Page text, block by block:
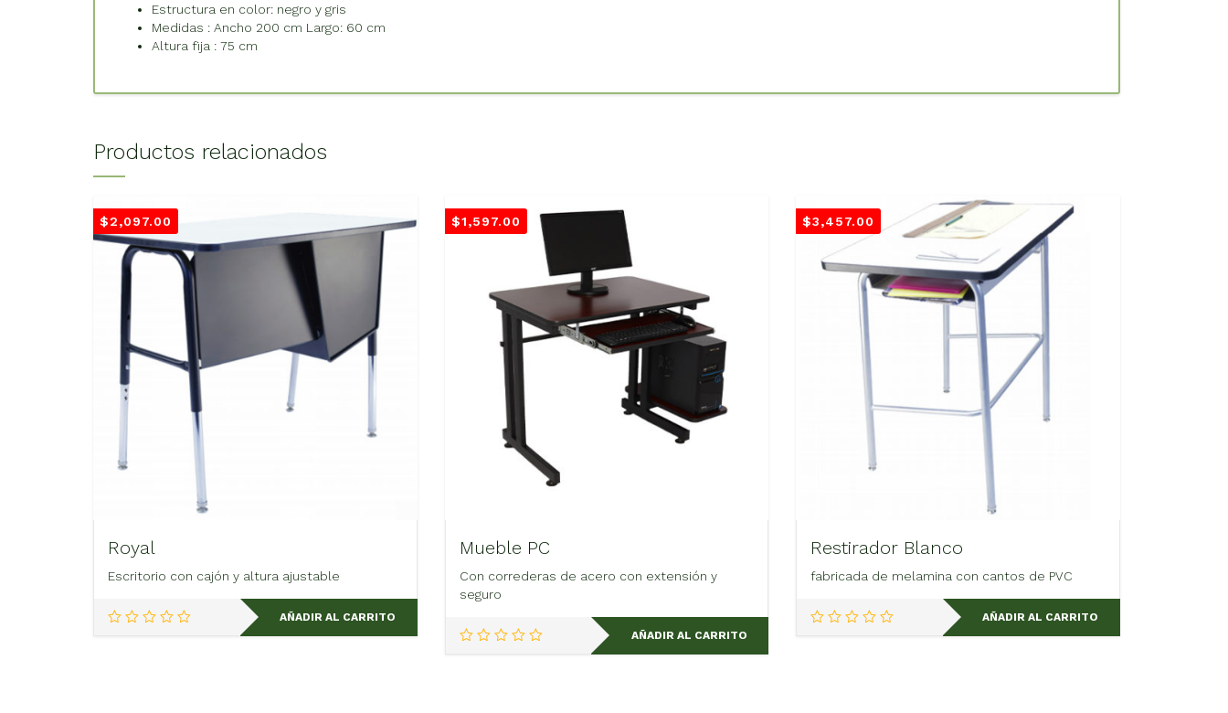
Estructura en color: negro y gris
Medidas : Ancho 200 cm Largo: 60 cm
Altura fija : 75 cm
Productos relacionados
$2,097.00
Royal
Escritorio con cajón y altura ajustable
AÑADIR AL CARRITO
$1,597.00
Mueble PC
Con correderas de acero con extensión y
seguro
AÑADIR AL CARRITO
$3,457.00
Restirador Blanco
fabricada de melamina con cantos de PVC
AÑADIR AL CARRITO